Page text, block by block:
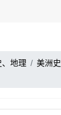
、地理 美洲史